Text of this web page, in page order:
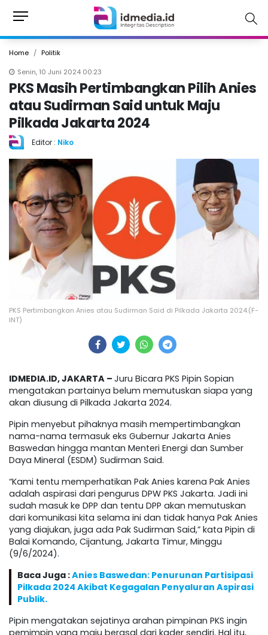
Home
Politik
Senin, 10 Juni 2024 00:23
PKS Masih Pertimbangkan Pilih Anies
atau Sudirman Said untuk Maju
Pilkada Jakarta 2024
Editor : Niko
PKS Pertimbangkan Anies atau Sudirman Said di Pilkada Jakarta 2024.(F-
INT)
IDMEDIA.ID, JAKARTA – Juru Bicara PKS Pipin Sopian
mengatakan partainya belum memutuskan siapa yang
akan diusung di Pilkada Jakarta 2024.
Pipin menyebut pihaknya masih mempertimbangkan
nama-nama termasuk eks Gubernur Jakarta Anies
Baswedan hingga mantan Menteri Energi dan Sumber
Daya Mineral (ESDM) Sudirman Said.
“Kami tentu memperhatikan Pak Anies karena Pak Anies
adalah aspirasi dari pengurus DPW PKS Jakarta. Jadi ini
sudah masuk ke DPP dan tentu DPP akan memutuskan
dari komunikasi kita selama ini dan tidak hanya Pak Anies
yang diajukan, juga ada Pak Sudirman Said,” kata Pipin di
Balai Komando, Cijantung, Jakarta Timur, Minggu
(9/6/2024).
Baca Juga :Anies Baswedan: Penurunan Partisipasi
Pilkada 2024 Akibat Kegagalan Penyaluran Aspirasi
Publik.
Pipin mengatakan sejatinya arahan pimpinan PKS ingin